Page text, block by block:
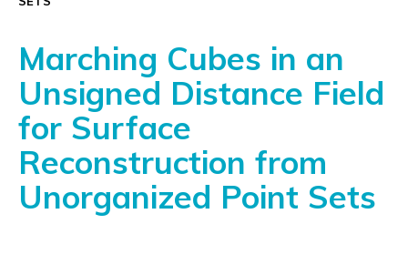
Marching Cubes in an
Unsigned Distance Field
for Surface
Reconstruction from
Unorganized Point Sets